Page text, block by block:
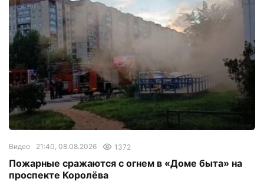
Видео 21:40, 08.08.2026 1372
Пожарные сражаются с огнем в «Доме быта» на
проспекте Королёва